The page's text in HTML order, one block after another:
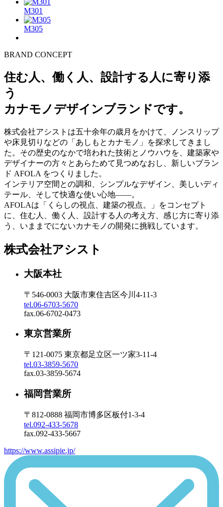
M301
M305
BRAND CONCEPT
住む人、働く人、設計する人に寄り添
う
カナモノデザインブランドです。
株式会社アシストは五十余年の歳月をかけて、ノンスリップ
や床見切りなどの「あしもとカナモノ」を探求してきまし
た。その歴史のなかで培われた技術とノウハウを、建築家や
デザイナーの方々とあらためて見つめなおし、新しいブラン
ド AFOLA をつくりました。
インテリア空間との調和、シンプルなデザイン、美しいディ
テール、そして快適な使い心地――。
AFOLAは「くらしの視点、建築の視点。」をコンセプト
に、住む人、働く人、設計する人の考え方、感じ方に寄り添
う、いままでにないカナモノの開発に挑戦しています。
株式会社アシスト
大阪本社
〒546-0003 大阪市東住吉区今川4-11-3
tel.06-6703-5670
fax.06-6702-0473
東京営業所
〒121-0075 東京都足立区一ツ家3-11-4
tel.03-3859-5670
fax.03-3859-5674
福岡営業所
〒812-0888 福岡市博多区板付1-3-4
tel.092-433-5678
fax.092-433-5667
https://www.assipie.jp/